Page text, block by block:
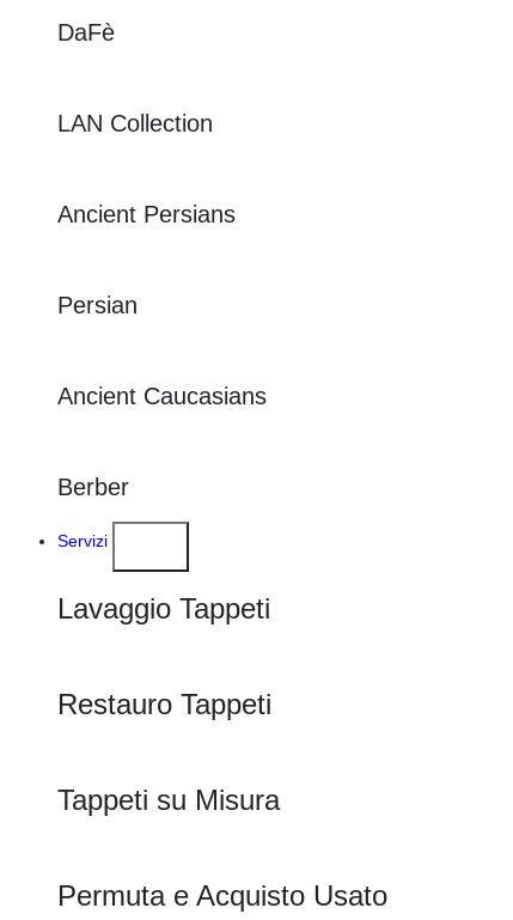
DaFè
LAN Collection
Ancient Persians
Persian
Ancient Caucasians
Berber
Servizi
Lavaggio Tappeti
Restauro Tappeti
Tappeti su Misura
Permuta e Acquisto Usato